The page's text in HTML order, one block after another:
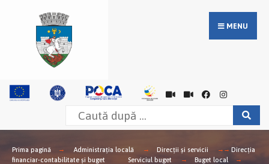
MENU
Prima pagină Administrația locală Direcții și servicii
Direcţia
financiar-contabilitate şi buget
Serviciul buget
Buget local